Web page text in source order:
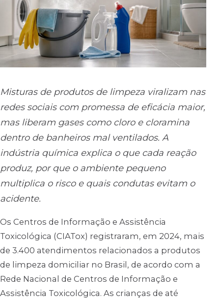
Misturas de produtos de limpeza viralizam nas
redes sociais com promessa de eficácia maior,
mas liberam gases como cloro e cloramina
dentro de banheiros mal ventilados. A
indústria química explica o que cada reação
produz, por que o ambiente pequeno
multiplica o risco e quais condutas evitam o
acidente.
Os Centros de Informação e Assistência
Toxicológica (CIATox) registraram, em 2024, mais
de 3.400 atendimentos relacionados a produtos
de limpeza domiciliar no Brasil, de acordo com a
Rede Nacional de Centros de Informação e
Assistência Toxicológica. As crianças de até